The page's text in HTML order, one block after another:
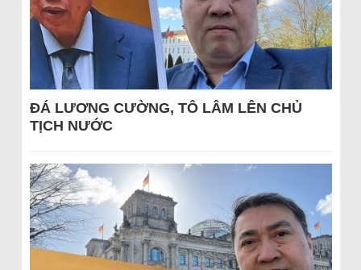
ĐÁ LƯƠNG CƯỜNG, TÔ LÂM LÊN CHỦ
TỊCH NƯỚC